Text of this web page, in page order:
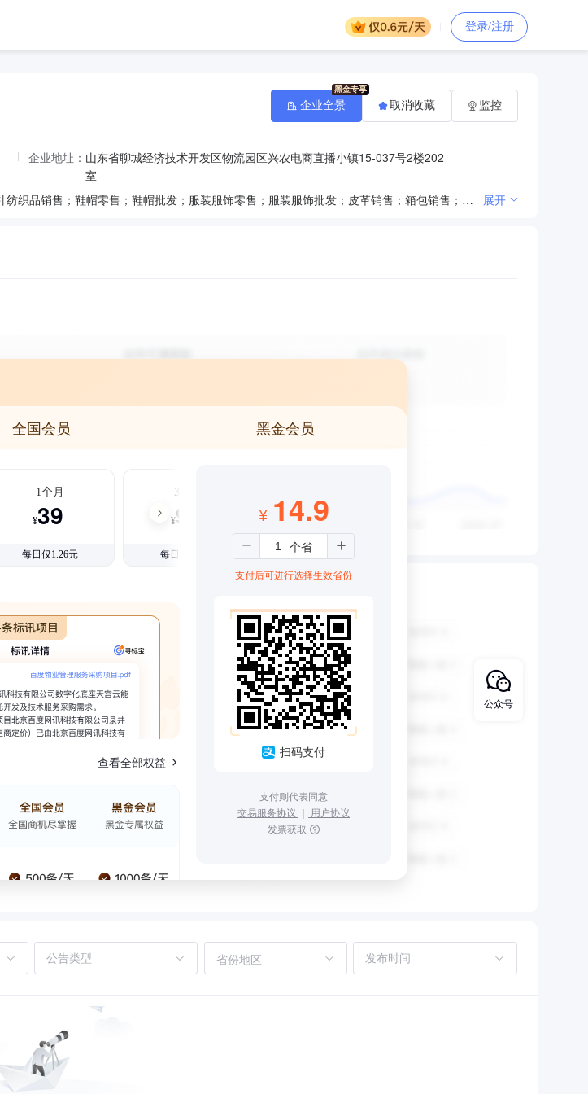
登录/注册
企业地址： 山东省聊城经济技术开发区物流园区兴农电商直播小镇15-037号2楼202
室
一般项目：日用百货销售；办公用品销售；塑料制品销售；针纺织品销售；鞋帽零售；鞋帽批发；服装服饰零售；服装服饰批发；皮革销售；箱包销售；厨具卫具及日用杂品零售；厨具卫具及日用杂品批发；化妆品零售；化妆品批发；工艺美术品及收藏品零售（象牙及其制品除外）；工艺美术品及收藏品批发（象牙及其制品除外）；家用电器销售；汽车零配件零售；汽车零配件批发；润滑油销售；五金产品零售；五金产品批发；化工产品销售（不含许可类化工产品）；新鲜水果零售；新鲜水果批发；新鲜蔬菜零售；新鲜蔬菜批发；鲜肉零售；鲜肉批发（除依法须经批准的项目外，凭营业执照依法自主开展经营活动）许可项目：烟草制品零售；食品经营；婴幼儿配方乳粉销售（依法须经批准的项目，经相关部门批准后方可开展经营活动，具体经营项目以审批结果为准） 展开
企业全景 取消收藏 监控
全国会员 黑金会员
1个月
¥39
每日仅1.26元
3个月
¥99
每日仅1.08元
查看全部权益
¥ 14.9
支付后可进行选择生效省份
扫码支付
支付则代表同意
交易服务协议 ｜ 用户协议
发票获取
省份地区
公众号